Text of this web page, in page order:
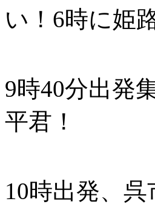
い！6時に姫
9時40分出発
平君！
10時出発、